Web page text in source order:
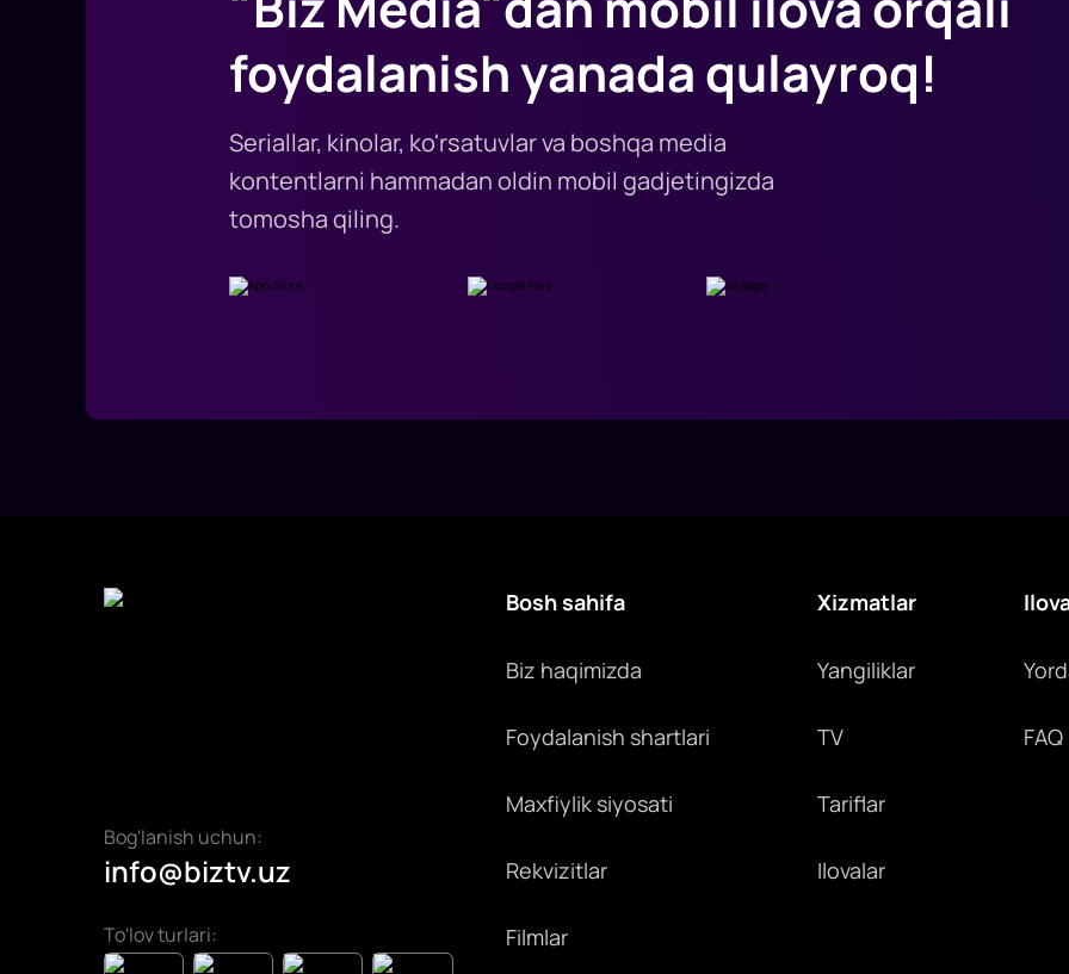
foydalanish yanada qulayroq!
Seriallar, kinolar, ko'rsatuvlar va boshqa media
kontentlarni hammadan oldin mobil gadjetingizda
tomosha qiling.
Bog'lanish uchun:
info@biztv.uz
To'lov turlari:
Bosh sahifa
Biz haqimizda
Foydalanish shartlari
Maxfiylik siyosati
Rekvizitlar
Filmlar
Xizmatlar
Yangiliklar
TV
Tariflar
Ilovalar
FAQ